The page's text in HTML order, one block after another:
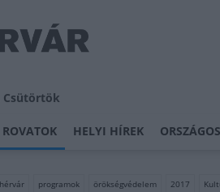
Csütörtök
ROVATOK HELYI HÍREK
programok örökségvédelem 2017